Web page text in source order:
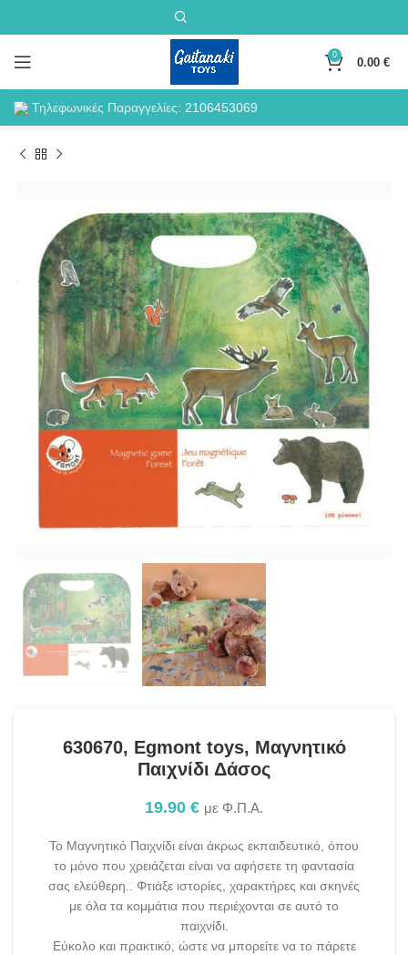
0
0.00 €
Τηλεφωνικές Παραγγελίες: 2106453069
630670, Egmont toys, Μαγνητικό
Παιχνίδι Δάσος
19.90 € με Φ.Π.Α.
Το Μαγνητικό Παιχνίδι είναι άκρως εκπαιδευτικό, όπου
το μόνο που χρειάζεται είναι να αφήσετε τη φαντασία
σας ελεύθερη.. Φτιάξε ιστορίες, χαρακτήρες και σκηνές
με όλα τα κομμάτια που περιέχονται σε αυτό το
παιχνίδι.
Εύκολο και πρακτικό, ώστε να μπορείτε να το πάρετε